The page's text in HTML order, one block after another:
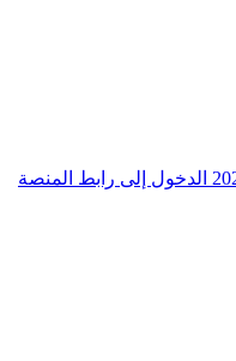
نتائج مسابقة توظيف الأساتذة 2026 الدخول إلى رابط المنصة